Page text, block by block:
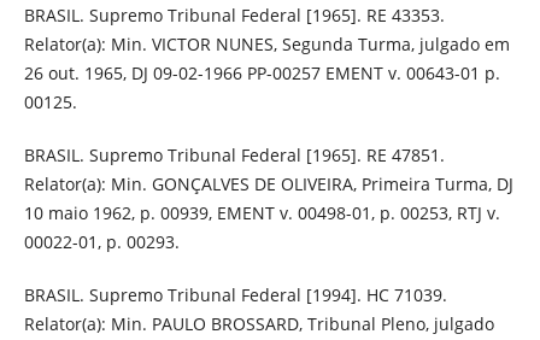
BRASIL. Supremo Tribunal Federal [1965]. RE 43353.
Relator(a): Min. VICTOR NUNES, Segunda Turma, julgado em
26 out. 1965, DJ 09-02-1966 PP-00257 EMENT v. 00643-01 p.
00125.
BRASIL. Supremo Tribunal Federal [1965]. RE 47851.
Relator(a): Min. GONÇALVES DE OLIVEIRA, Primeira Turma, DJ
10 maio 1962, p. 00939, EMENT v. 00498-01, p. 00253, RTJ v.
00022-01, p. 00293.
BRASIL. Supremo Tribunal Federal [1994]. HC 71039.
Relator(a): Min. PAULO BROSSARD, Tribunal Pleno, julgado